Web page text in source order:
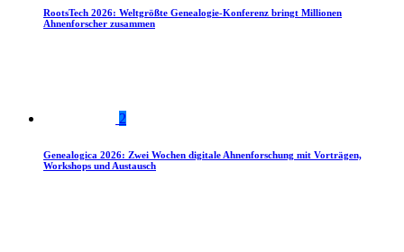
RootsTech 2026: Weltgrößte Genealogie-Konferenz bringt Millionen
Ahnenforscher zusammen
2
Genealogica 2026: Zwei Wochen digitale Ahnenforschung mit Vorträgen,
Workshops und Austausch